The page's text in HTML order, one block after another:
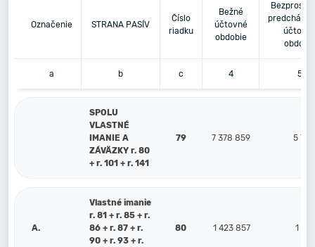
Označenie STRANA PASÍV
Číslo
riadku
Bežné
účtovné
obdobie
obdobie
a b c 4 5
SPOLU
VLASTNÉ
IMANIE A
ZÁVÄZKY r. 80
+ r. 101 + r. 141
79 7 378 859 5
A.
Vlastné imanie
r. 81 + r. 85 + r.
86 + r. 87 + r.
90 + r. 93 + r.
80 1 423 857 1